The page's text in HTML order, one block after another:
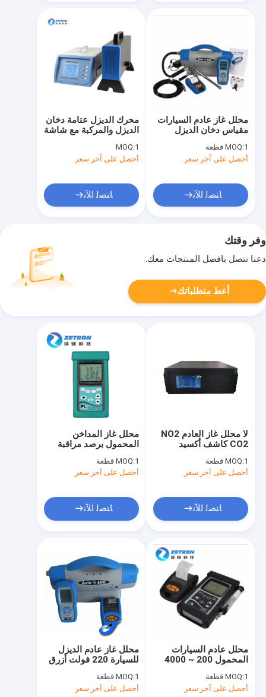
محرك الديزل عتامة دخان
الديزل والمركبة مع شاشة
MOQ:1
أحصل على آخر سعر
ﺎﺘﺼﻟ ﺍﻶﻧ
محلل غاز عادم السيارات
مقياس دخان الديزل
البطارية
MOQ:1 قطعة
أحصل على آخر سعر
ﺎﺘﺼﻟ ﺍﻶﻧ
وفر وقتك
دعنا نتصل بأفضل المنتجات معك.
أعط متطلباتك
محلل غاز المداخن
المحمول برصد مراقبة
MOQ:1 قطعة
أحصل على آخر سعر
ﺎﺘﺼﻟ ﺍﻶﻧ
لا محلل غاز العادم NO2
CO2 كاشف أكسيد
MOQ:1 قطعة
أحصل على آخر سعر
ﺎﺘﺼﻟ ﺍﻶﻧ
محلل غاز عادم الديزل
للسيارة 220 فولت أزرق
MOQ:1 قطعة
أحصل على آخر سعر
محلل عادم السيارات
المحمول 200 ~ 4000
البيئة
MOQ:1 قطعة
أحصل على آخر سعر